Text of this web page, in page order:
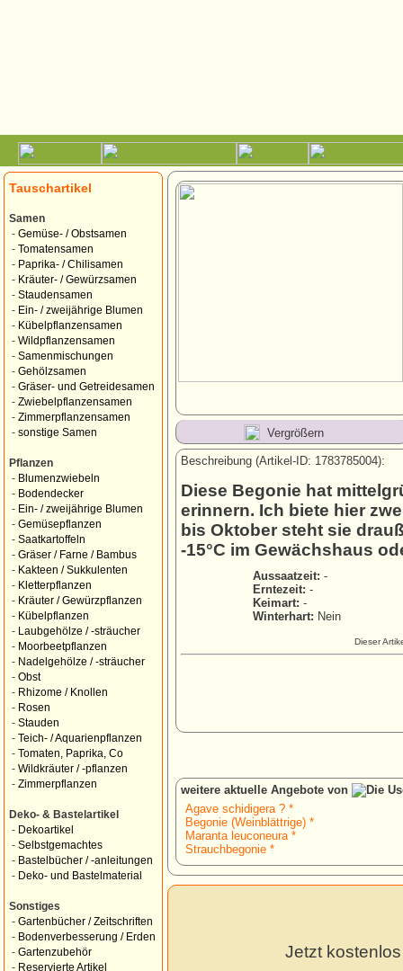
Tauschartikel
Samen
- Gemüse- / Obstsamen
- Tomatensamen
- Paprika- / Chilisamen
- Kräuter- / Gewürzsamen
- Staudensamen
- Ein- / zweijährige Blumen
- Kübelpflanzensamen
- Wildpflanzensamen
- Samenmischungen
- Gehölzsamen
- Gräser- und Getreidesamen
- Zwiebelpflanzensamen
- Zimmerpflanzensamen
- sonstige Samen
Pflanzen
- Blumenzwiebeln
- Bodendecker
- Ein- / zweijährige Blumen
- Gemüsepflanzen
- Saatkartoffeln
- Gräser / Farne / Bambus
- Kakteen / Sukkulenten
- Kletterpflanzen
- Kräuter / Gewürzpflanzen
- Kübelpflanzen
-
Laubgehölze / -sträucher
- Moorbeetpflanzen
- Nadelgehölze / -sträucher
- Obst
- Rhizome / Knollen
- Rosen
- Stauden
- Teich- / Aquarienpflanzen
- Tomaten, Paprika, Co
- Wildkräuter / -pflanzen
- Zimmerpflanzen
Deko- & Bastelartikel
- Dekoartikel
- Selbstgemachtes
- Bastelbücher / -anleitungen
- Deko- und Bastelmaterial
Sonstiges
- Gartenbücher / Zeitschriften
- Bodenverbesserung / Erden
- Gartenzubehör
- Reservierte Artikel
Vergrößern
Beschreibung (Artikel-ID: 1783785004):
Diese Begonie hat
erinnern. Ich biete hier
bis Oktober steht sie
-15°C im Gewächshaus
Aussaatzeit: -
Erntezeit: -
Keimart: -
Winterhart: Nein
Dieser
weitere aktuelle Angebote von
Agave schidigera ? *
Begonie (Weinblättrige) *
Maranta leuconeura *
Strauchbegonie *
Jetzt